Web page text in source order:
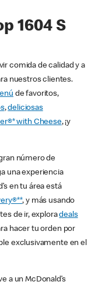
1604 S
comida de calidad y a
nuestros clientes.
de favoritos,
,deliciosas
with Cheese, ¡y
número de
una experiencia
en tu área está
, y más usando
de ir, exploradeals
hacer tu orden por
exclusivamente en el
a un McDonald’s